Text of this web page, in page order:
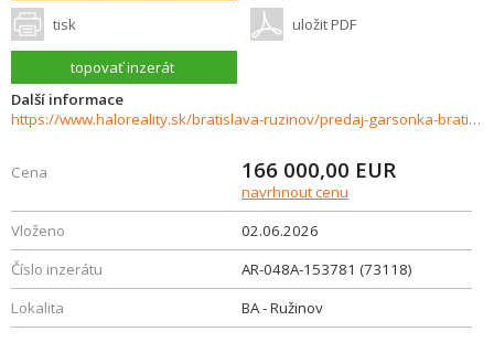
tisk uložit PDF
topovať inzerát
Další informace
https://www.haloreality.sk/bratislava-ruzinov/predaj-garsonka-bratislava-ruzinov-jasikova-ulica/73118
Cena 166 000,00 EUR
navrhnout cenu
Vloženo
02.06.2026
Číslo inzerátu
AR-048A-153781 (73118)
Lokalita
BA - Ružinov